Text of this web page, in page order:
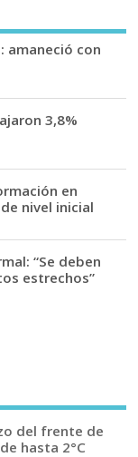
amaneció con
3,8%
en
nivel inicial
“Se deben
estrechos”
del frente de
hasta 2°C